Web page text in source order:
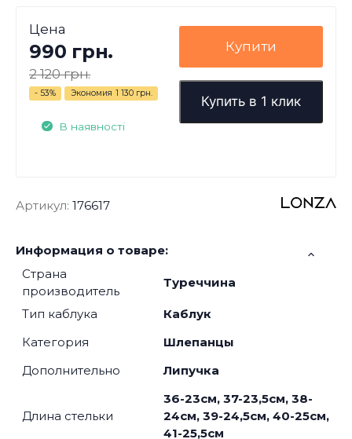
Цена
990 грн.
2 120 грн.
- 53% Экономия 1 130 грн.
В наявності
Купити
Купить в 1 клик
Артикул: 176617
Информация о товаре:
Страна
производитель
Туреччина
Тип каблука
Каблук
Категория
Шлепанцы
Дополнительно
Липучка
Длина стельки
36-23см, 37-23,5см, 38-
24см, 39-24,5см, 40-25см,
41-25,5см